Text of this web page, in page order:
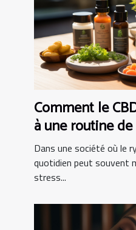
Comment le
à une routine
quotidienne
Dans une société où le
quotidien peut souvent
stress...